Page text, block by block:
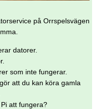
på Orrspelsvägen
datorer.
som inte fungerar.
att du kan köra gamla
att fungera?